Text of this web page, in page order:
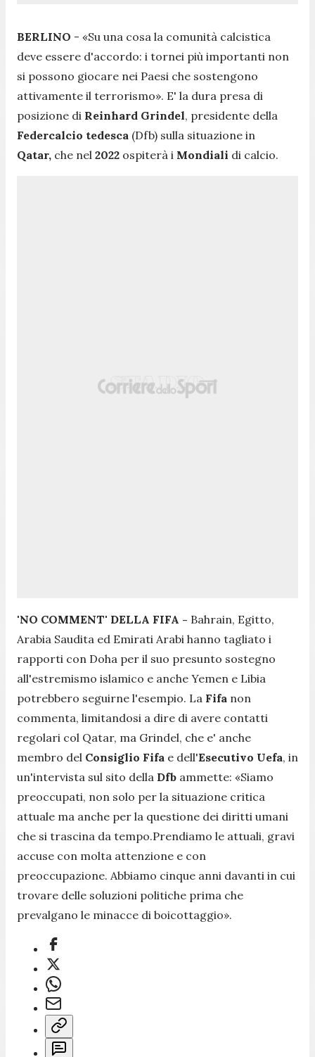
BERLINO - «Su una cosa la comunità calcistica
deve essere d'accordo: i tornei più importanti non
si possono giocare nei Paesi che sostengono
attivamente il terrorismo». E' la dura presa di
posizione di Reinhard Grindel, presidente della
Federcalcio tedesca (Dfb) sulla situazione in
Qatar, che nel 2022 ospiterà i Mondiali di calcio.
'NO COMMENT' DELLA FIFA - Bahrain, Egitto,
Arabia Saudita ed Emirati Arabi hanno tagliato i
rapporti con Doha per il suo presunto sostegno
all'estremismo islamico e anche Yemen e Libia
potrebbero seguirne l'esempio. La Fifa non
commenta, limitandosi a dire di avere contatti
regolari col Qatar, ma Grindel, che e' anche
membro del Consiglio Fifa e dell'Esecutivo Uefa, in
un'intervista sul sito della Dfb ammette: «Siamo
preoccupati, non solo per la situazione critica
attuale ma anche per la questione dei diritti umani
che si trascina da tempo.Prendiamo le attuali, gravi
accuse con molta attenzione e con
preoccupazione. Abbiamo cinque anni davanti in cui
trovare delle soluzioni politiche prima che
prevalgano le minacce di boicottaggio».